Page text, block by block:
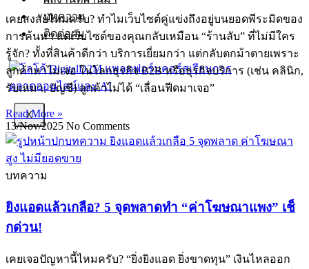
บทความ
ติดต่อผม
X
เคยสงสัยไหมครับ? ทำไมเว็บไซต์คู่แข่งถึงอยู่บนยอดพีระมิดของ
การค้นหา แต่เว็บไซต์ของคุณกลับเหมือน “ร้านลับ” ที่ไม่มีใคร
รู้จัก? ทั้งที่สินค้าดีกว่า บริการเยี่ยมกว่า แต่กลับตกม้าตายเพราะ
ลูกค้าหาไม่เจอ ในโลกธุรกิจ B2B หรือธุรกิจบริการ (เช่น คลินิก,
รับเหมา, บัญชี) ลูกค้าไม่ได้ “เลื่อนฟีดมาเจอ”
Read More »
13/Nov/2025 No Comments
บทความ
ยิงแอดแล้วเกลือ? 5 จุดพลาดทำ “ค่าโฆษณาแพง” เช็
กด่วน!
เคยเจอปัญหานี้ไหมครับ? “ยิ่งยิงแอด ยิ่งขาดทุน” เงินไหลออก